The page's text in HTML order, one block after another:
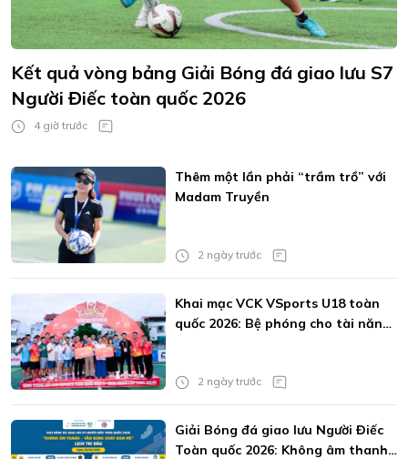
Kết quả vòng bảng Giải Bóng đá giao lưu S7
Người Điếc toàn quốc 2026
4 giờ trước
Thêm một lần phải “trầm trồ” với
Madam Truyền
2 ngày trước
Khai mạc VCK VSports U18 toàn
quốc 2026: Bệ phóng cho tài năng
2 ngày trước
Giải Bóng đá giao lưu Người Điếc
Toàn quốc 2026: Không âm thanh